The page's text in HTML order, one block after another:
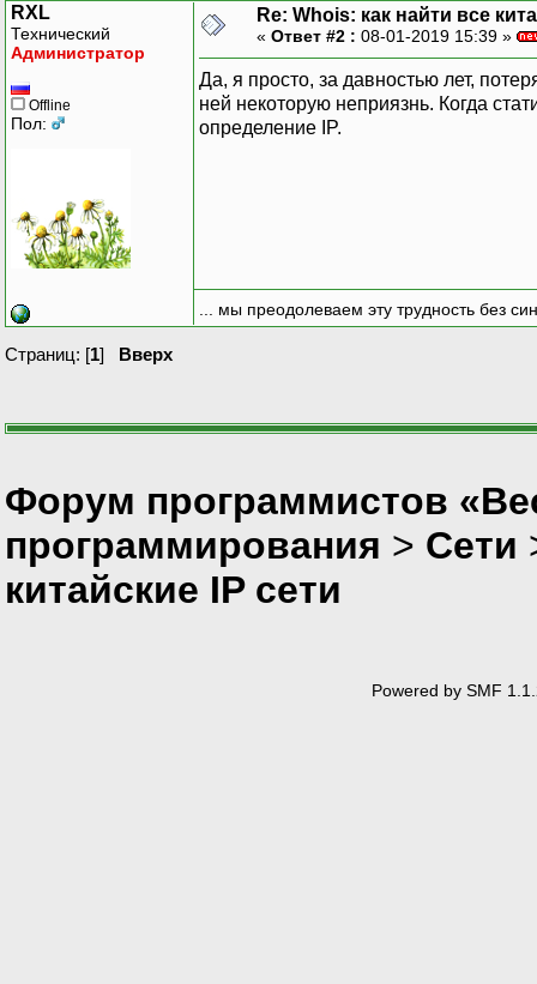
RXL
Технический
Администратор
Offline
Пол:
Re: Whois: как найти все
« Ответ #2 : 08-01-2019 15:39 »
Да, я просто, за давностью лет,
ней некоторую неприязнь. Когда
определение IP.
... мы преодолеваем эту трудность без
Страниц: [1] Вверх
Форум программистов
программирования > Сети
китайские IP сети
Powered by SMF